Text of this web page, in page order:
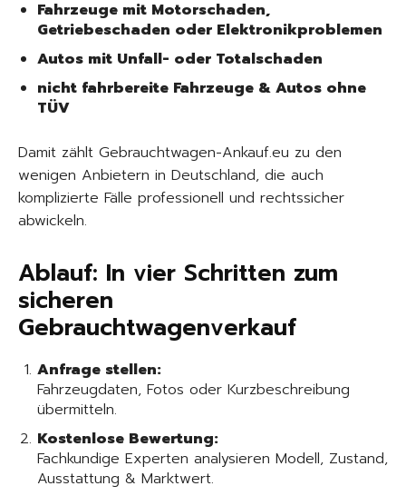
Fahrzeuge mit Motorschaden,
Getriebeschaden oder Elektronikproblemen
Autos mit Unfall- oder Totalschaden
nicht fahrbereite Fahrzeuge & Autos ohne
TÜV
Damit zählt Gebrauchtwagen-Ankauf.eu zu den
wenigen Anbietern in Deutschland, die auch
komplizierte Fälle professionell und rechtssicher
abwickeln.
Ablauf: In vier Schritten zum
sicheren
Gebrauchtwagenverkauf
Anfrage stellen:
Fahrzeugdaten, Fotos oder Kurzbeschreibung
übermitteln.
Kostenlose Bewertung:
Fachkundige Experten analysieren Modell, Zustand,
Ausstattung & Marktwert.